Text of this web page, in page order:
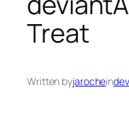
Treat
Written byjarochein